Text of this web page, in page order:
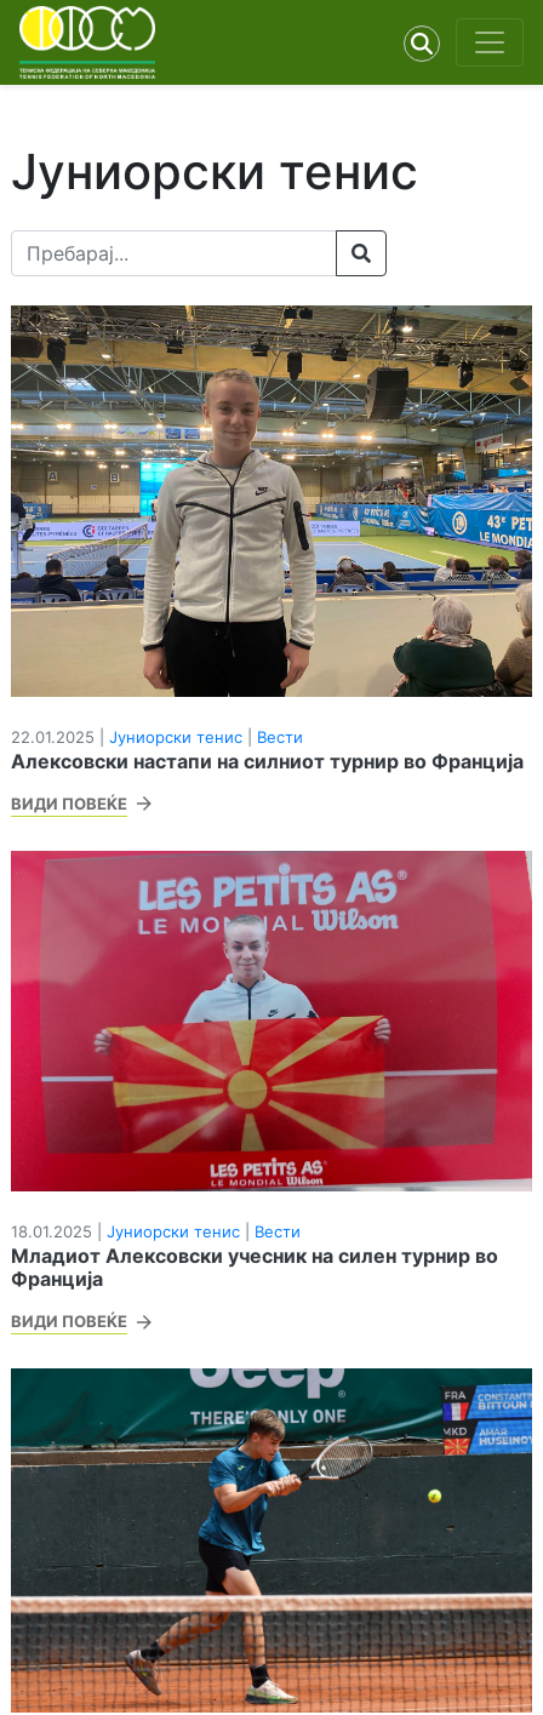
Јуниорски тенис
22.01.2025 | Јуниорски тенис Вести
Алексовски настапи на силниот турнир во Франција
ВИДИ ПОВЕЌЕ
18.01.2025 | Јуниорски тенис Вести
Младиот Алексовски учесник на силен турнир во
Франција
ВИДИ ПОВЕЌЕ